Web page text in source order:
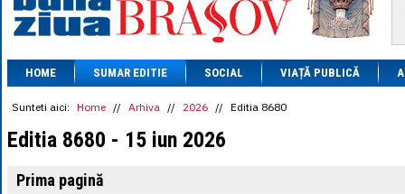
1 AED= 1.1933
1 AUD= 2.7957
1 BGN= 2.5449
1 CAD= 3.1559
1 CHF= 5.2813
HOME SUMAR EDITIE SOCIAL VIAȚĂ PUBLICĂ
Sunteti aici: Home // Arhiva // 2026 // Editia 8680
Editia 8680 - 15 iun 2026
Prima pagină